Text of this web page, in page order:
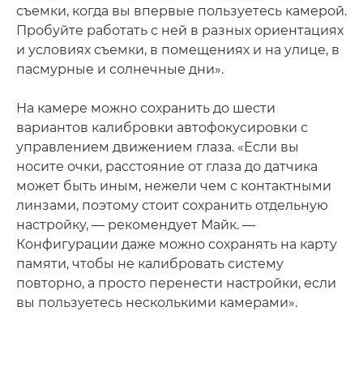
съемки, когда вы впервые пользуетесь камерой.
Пробуйте работать с ней в разных ориентациях
и условиях съемки, в помещениях и на улице, в
пасмурные и солнечные дни».
На камере можно сохранить до шести
вариантов калибровки автофокусировки с
управлением движением глаза. «Если вы
носите очки, расстояние от глаза до датчика
может быть иным, нежели чем с контактными
линзами, поэтому стоит сохранить отдельную
настройку, — рекомендует Майк. —
Конфигурации даже можно сохранять на карту
памяти, чтобы не калибровать систему
повторно, а просто перенести настройки, если
вы пользуетесь несколькими камерами».